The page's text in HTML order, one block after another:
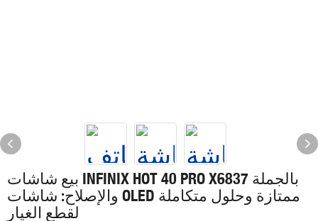
بيع شاشات INFINIX HOT 40 PRO X6837 بالجملة
والإصلاح: شاشات OLED ممتازة وحلول متكاملة
لقطع الغيار